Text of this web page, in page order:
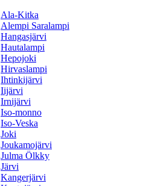
Ala-Kitka
Alempi Saralampi
Hangasjärvi
Hautalampi
Hepojoki
Hirvaslampi
Ihtinkijärvi
Iijärvi
Irnijärvi
Iso-monno
Iso-Veska
Joki
Joukamojärvi
Julma Ölkky
Järvi
Kangerjärvi